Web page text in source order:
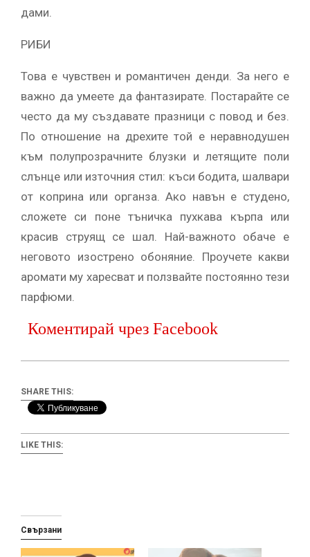
дами.
РИБИ
Това е чувствен и романтичен денди. За него е
важно да умеете да фантазирате. Постарайте се
често да му създавате празници с повод и без.
По отношение на дрехите той е неравнодушен
към полупрозрачните блузки и летящите поли
слънце или източния стил: къси бодита, шалвари
от коприна или органза. Ако навън е студено,
сложете си поне тъничка пухкава кърпа или
красив струящ се шал. Най-важното обаче е
неговото изострено обоняние. Проучете какви
аромати му харесват и ползвайте постоянно тези
парфюми.
Коментирай чрез Facebook
SHARE THIS:
LIKE THIS:
Свързани